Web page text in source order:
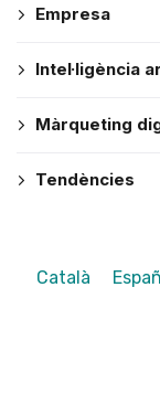
Empresa
Intel·ligència
Màrqueting
Tendències
Català